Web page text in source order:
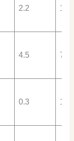
2.2 1.9
4.5 7.5
0.3 1.3